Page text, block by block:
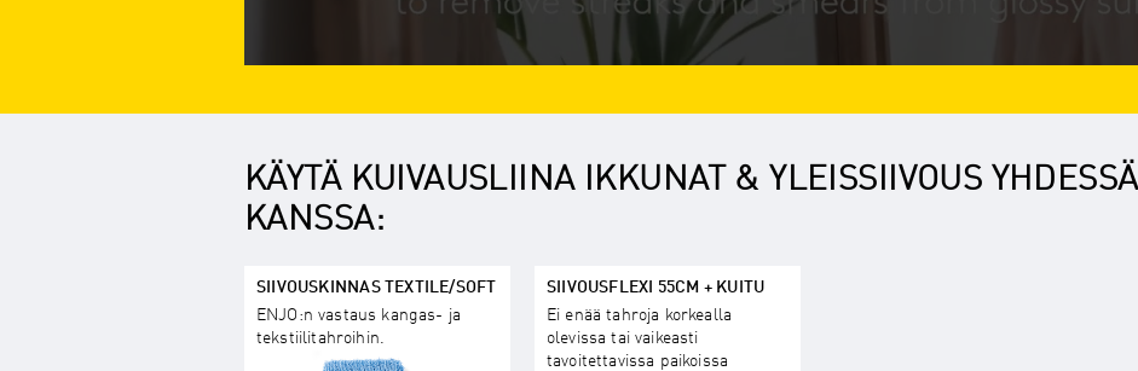
KÄYTÄ KUIVAUSLIINA IKKUNAT & YLEISSIIVOUS
KANSSA:
SIIVOUSKINNAS TEXTILE/SOFT
ENJO:n vastaus kangas- ja
tekstiilitahroihin.
SIIVOUSFLEXI 55CM + KUITU
Ei enää tahroja korkealla
olevissa tai vaikeasti
tavoitettavissa paikoissa